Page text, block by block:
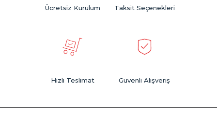
Ücretsiz Kurulum Taksit Seçenekleri
Hızlı Teslimat Güvenli Alışveriş